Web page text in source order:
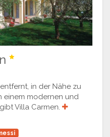
in der Nähe zu
einem modernen und
Villa Carmen.